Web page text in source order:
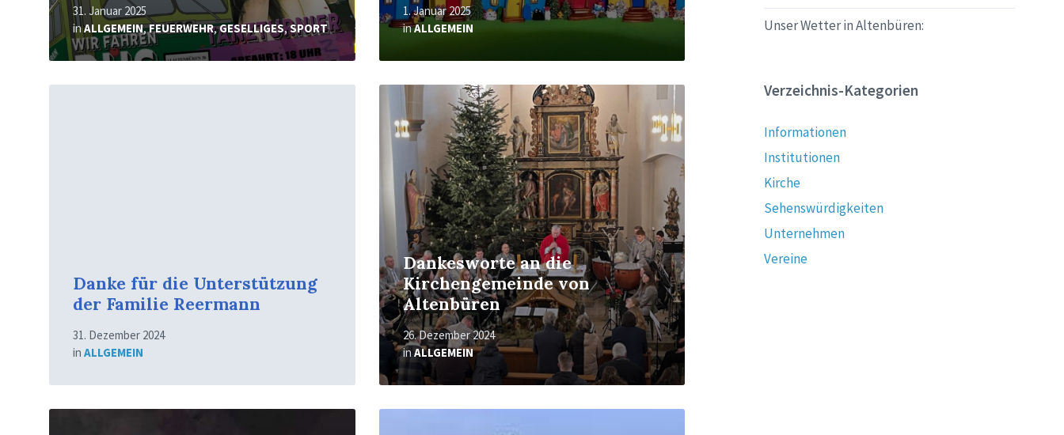
31. Januar 2025
inALLGEMEIN,FEUERWEHR,GESELLIGES,SPORT
1. Januar 2025
inALLGEMEIN
Danke für die Unterstützung
der Familie Reermann
31. Dezember 2024
in ALLGEMEIN
Mehr
Dankesworte an die
Kirchengemeinde von
Altenbüren
26. Dezember 2024
inALLGEMEIN
Mehr
erfahren
Mehr
Mehr
Unser Wetter in Altenbüren:
Verzeichnis-Kategorien
Informationen
Institutionen
Kirche
Sehenswürdigkeiten
Unternehmen
Vereine